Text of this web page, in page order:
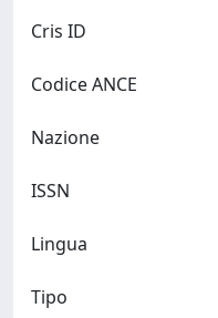
Cris ID
Codice ANCE
Nazione
ISSN
Lingua
Tipo